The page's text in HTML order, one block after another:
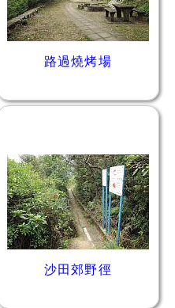
路過燒烤場
沙田郊野徑